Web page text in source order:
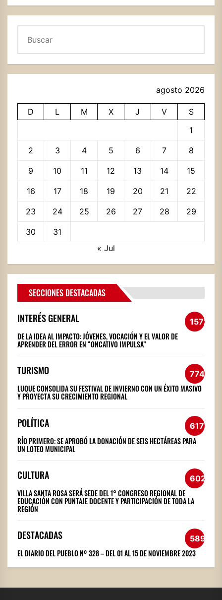
agosto 2026
D L M X J V
S
1
2 3 4 5 6 7 8
9 10 11 12 13 14 15
16 17 18 19 20 21 22
23 24 25 26 27 28 29
30
31
« Jul
SECCIONES DESTACADAS
INTERÉS GENERAL 1572
DE LA IDEA AL IMPACTO: JÓVENES, VOCACIÓN Y EL VALOR DE
APRENDER DEL ERROR EN “ONCATIVO IMPULSA”
TURISMO 774
LUQUE CONSOLIDA SU FESTIVAL DE INVIERNO CON UN ÉXITO MASIVO
Y PROYECTA SU CRECIMIENTO REGIONAL
POLÍTICA 617
RÍO PRIMERO: SE APROBÓ LA DONACIÓN DE SEIS HECTÁREAS PARA
UN LOTEO MUNICIPAL
CULTURA 602
VILLA SANTA ROSA SERÁ SEDE DEL 1° CONGRESO REGIONAL DE
EDUCACIÓN CON PUNTAJE DOCENTE Y PARTICIPACIÓN DE TODA LA
REGIÓN
DESTACADAS 589
EL DIARIO DEL PUEBLO Nº 328 – DEL 01 AL 15 DE NOVIEMBRE 2023